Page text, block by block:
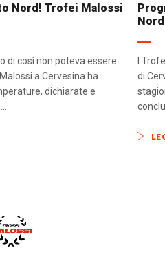
Nord! Trofei Malossi
di così non poteva essere.
a Cervesina ha
dichiarate e
I
di